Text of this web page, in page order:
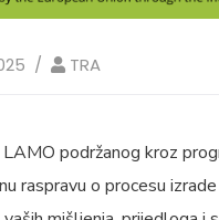
TRA
podržanog kroz
raspravu o procesu